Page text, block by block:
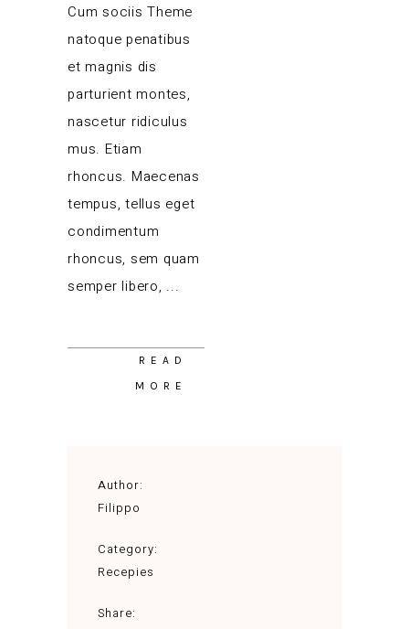
Cum sociis Theme
natoque penatibus
et magnis dis
parturient montes,
nascetur ridiculus
mus. Etiam
rhoncus. Maecenas
tempus, tellus eget
condimentum
rhoncus, sem quam
semper libero,
READ
MORE
Author:
Filippo
Category:
Recepies
Share: